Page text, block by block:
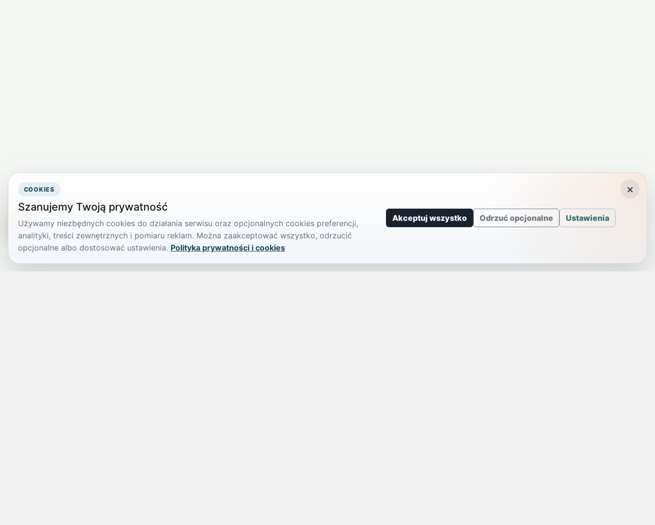
COOKIES
Szanujemy Twoją prywatność
Używamy niezbędnych cookies do działania serwisu oraz opcjonalnych cookies preferencji,
analityki, treści zewnętrznych i pomiaru reklam. Można zaakceptować wszystko, odrzucić
opcjonalne albo dostosować ustawienia. Polityka prywatności i cookies
Akceptuj wszystko Odrzuć opcjonalne Ustawienia
×
TikTokowa Jelonka